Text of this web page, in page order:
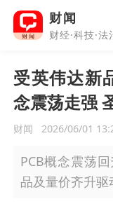
财闻
财经·科技·法
受英伟达新
念震荡走强
财闻 2026/06/01
PCB概念震荡
品及量价齐升驱